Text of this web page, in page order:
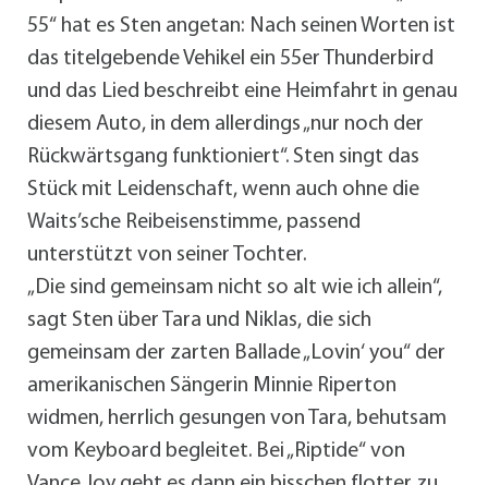
55“ hat es Sten angetan: Nach seinen Worten ist
das titelgebende Vehikel ein 55er Thunderbird
und das Lied beschreibt eine Heimfahrt in genau
diesem Auto, in dem allerdings „nur noch der
Rückwärtsgang funktioniert“. Sten singt das
Stück mit Leidenschaft, wenn auch ohne die
Waits’sche Reibeisenstimme, passend
unterstützt von seiner Tochter.
„Die sind gemeinsam nicht so alt wie ich allein“,
sagt Sten über Tara und Niklas, die sich
gemeinsam der zarten Ballade „Lovin‘ you“ der
amerikanischen Sängerin Minnie Riperton
widmen, herrlich gesungen von Tara, behutsam
vom Keyboard begleitet. Bei „Riptide“ von